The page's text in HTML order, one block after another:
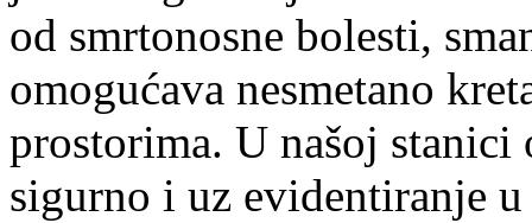
od smrtonosne bolesti,
omogućava nesmetano
prostorima. U našoj
sigurno i uz evidentiranje